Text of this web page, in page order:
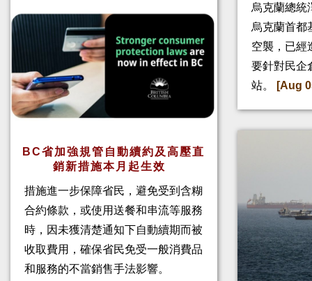
BC省加強規管自動續約及高壓直
銷新措施本月起生效
措施進一步保障省民，避免受到含糊
合約條款，或使用送餐和串流等服務
時，因未獲清楚通知下自動續期而被
收取費用，確保省民免受一般消費品
和服務的不當銷售手法影響。
烏克蘭總統
烏克蘭首都
空襲，已經
要針對民企
站。
[Aug